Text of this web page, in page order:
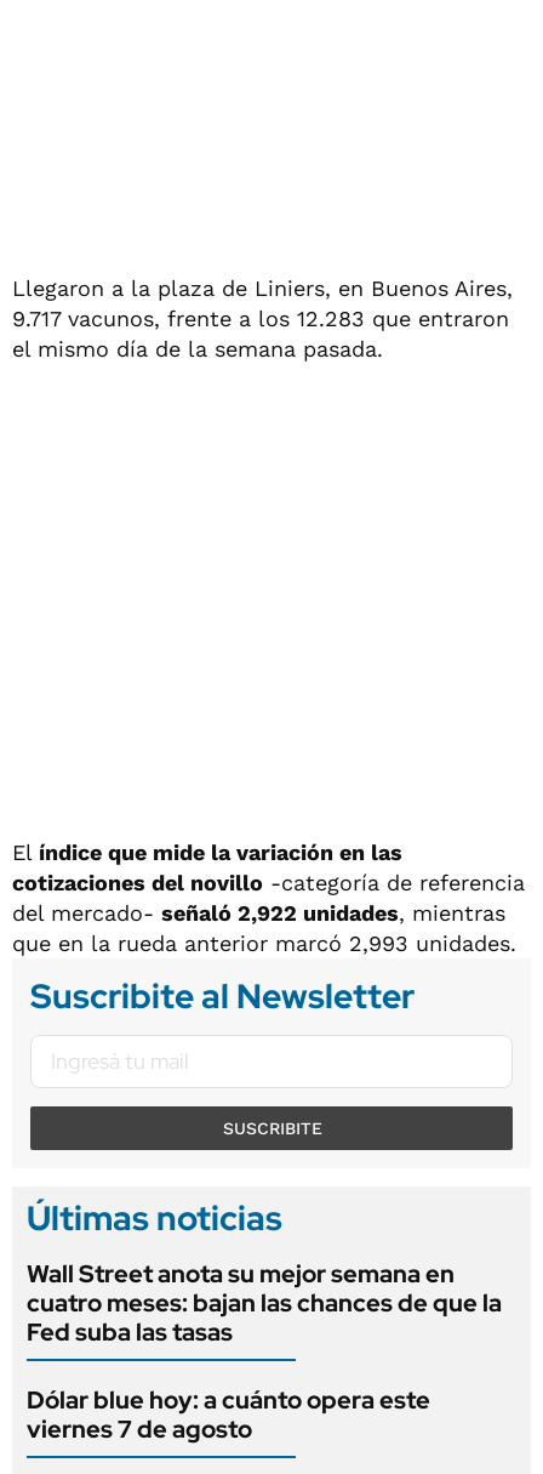
Llegaron a la plaza de Liniers, en Buenos Aires,
9.717 vacunos, frente a los 12.283 que entraron
el mismo día de la semana pasada.
El índice que mide la variación en las
cotizaciones del novillo -categoría de referencia
del mercado- señaló 2,922 unidades, mientras
que en la rueda anterior marcó 2,993 unidades.
Suscribite al Newsletter
SUSCRIBITE
Últimas noticias
Wall Street anota su mejor semana en
cuatro meses: bajan las chances de que la
Fed suba las tasas
Dólar blue hoy: a cuánto opera este
viernes 7 de agosto